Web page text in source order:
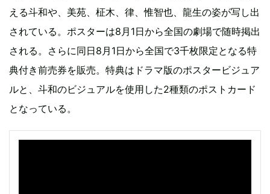
える斗和や、美苑、柾木、律、惟智也、龍生の姿が写し出
されている。ポスターは8月1日から全国の劇場で随時掲出
される。さらに同日8月1日から全国で3千枚限定となる特
典付き前売券を販売。特典はドラマ版のポスタービジュア
ルと、斗和のビジュアルを使用した2種類のポストカード
となっている。